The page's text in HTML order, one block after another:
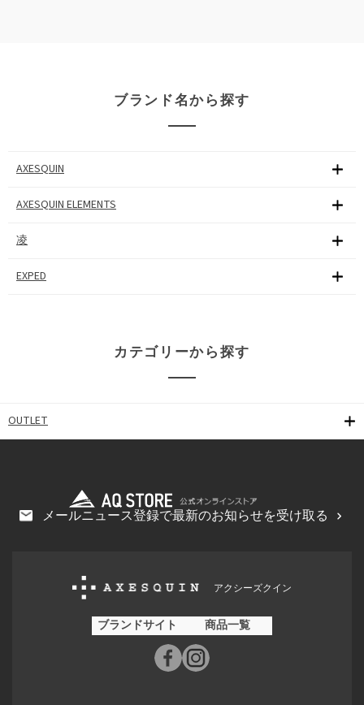
ブランド名から探す
AXESQUIN
AXESQUIN ELEMENTS
凌
EXPED
カテゴリーから探す
OUTLET
メールニュース登録で最新のお知らせを受け取る
アクシーズクイン
ブランドサイト 商品一覧